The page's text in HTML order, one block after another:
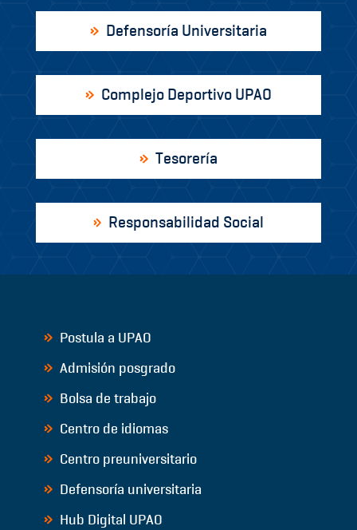
Defensoría Universitaria
Complejo Deportivo UPAO
Tesorería
Responsabilidad Social
Postula a UPAO
Admisión posgrado
Bolsa de trabajo
Centro de idiomas
Centro preuniversitario
Defensoría universitaria
Hub Digital UPAO